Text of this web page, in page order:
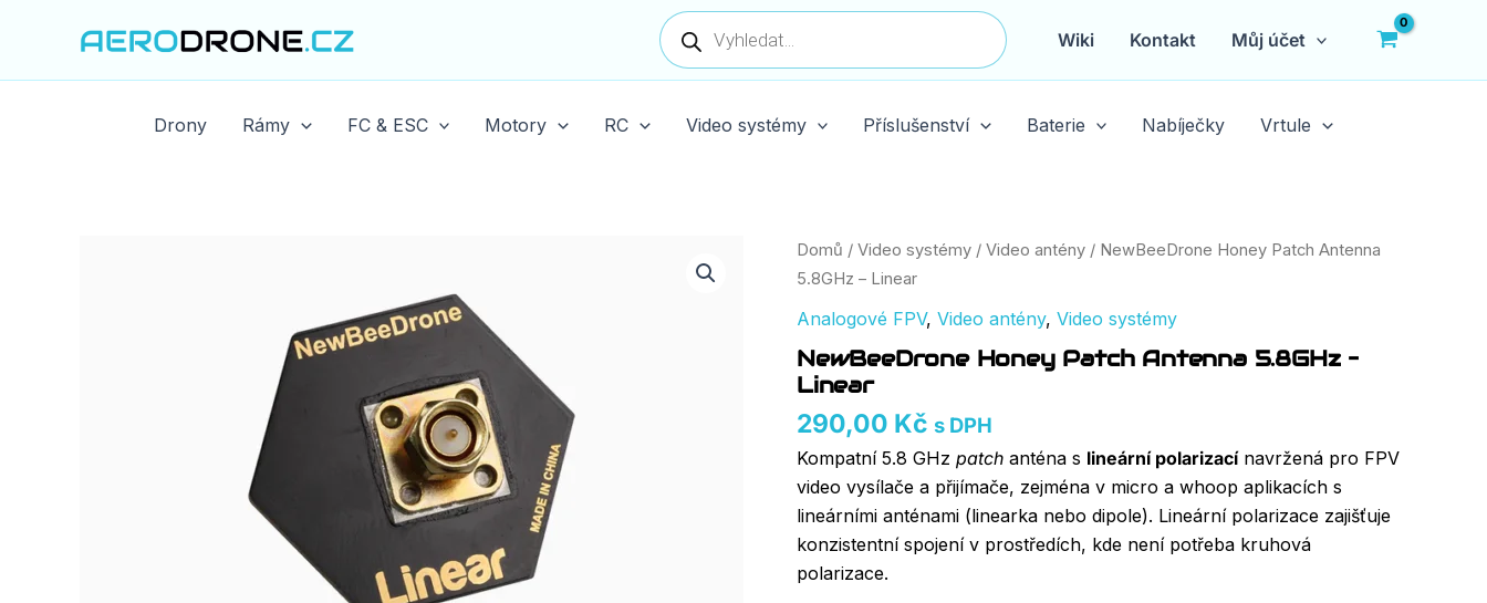
Products
search
Wiki Kontakt Můj účet
Drony Rámy FC & ESC Motory RC Video systémy Příslušenství Baterie Nabíječky Vrtule
Domů / Video systémy / Video antény / NewBeeDrone Honey Patch Antenna
5.8GHz – Linear
Analogové FPV, Video antény, Video systémy
NewBeeDrone Honey Patch Antenna 5.8GHz –
Linear
290,00 Kč s DPH
Kompatní 5.8 GHz patch anténa s lineární polarizacínavržená pro FPV
video vysílače a přijímače, zejména v micro a whoop aplikacích s
lineárními anténami (linearka nebo dipole). Lineární polarizace zajišťuje
konzistentní spojení v prostředích, kde není potřeba kruhová
polarizace.
NewBeeDrone
Patch
Antenna
5.8GHz
-
Linear